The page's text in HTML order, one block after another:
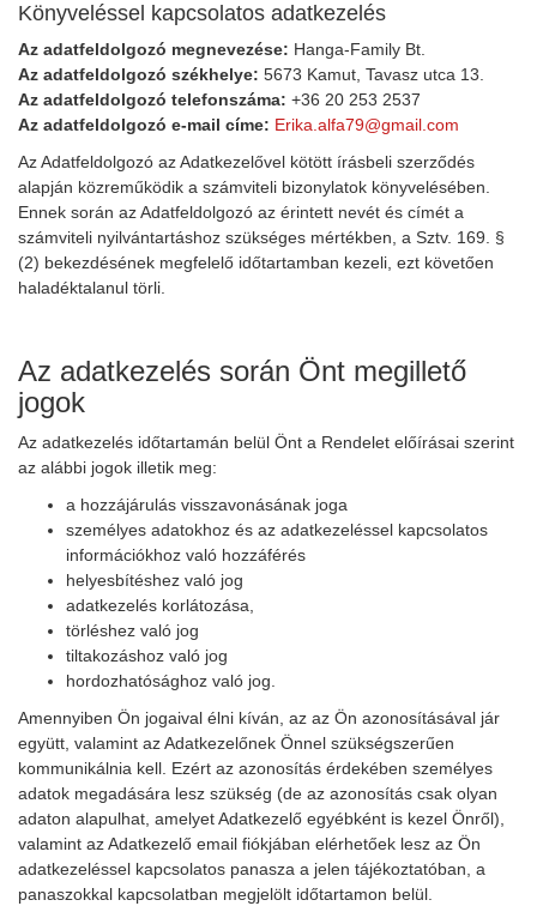
Könyveléssel kapcsolatos adatkezelés
Az adatfeldolgozó megnevezése: Hanga-Family Bt.
Az adatfeldolgozó székhelye: 5673 Kamut, Tavasz utca 13.
Az adatfeldolgozó telefonszáma: +36 20 253 2537
Az adatfeldolgozó e-mail címe: Erika.alfa79@gmail.com
Az Adatfeldolgozó az Adatkezelővel kötött írásbeli szerződés
alapján közreműködik a számviteli bizonylatok könyvelésében.
Ennek során az Adatfeldolgozó az érintett nevét és címét a
számviteli nyilvántartáshoz szükséges mértékben, a Sztv. 169. §
(2) bekezdésének megfelelő időtartamban kezeli, ezt követően
haladéktalanul törli.
Az adatkezelés során Önt megillető
jogok
Az adatkezelés időtartamán belül Önt a Rendelet előírásai szerint
az alábbi jogok illetik meg:
a hozzájárulás visszavonásának joga
személyes adatokhoz és az adatkezeléssel kapcsolatos
információkhoz való hozzáférés
helyesbítéshez való jog
adatkezelés korlátozása,
törléshez való jog
tiltakozáshoz való jog
hordozhatósághoz való jog.
Amennyiben Ön jogaival élni kíván, az az Ön azonosításával jár
együtt, valamint az Adatkezelőnek Önnel szükségszerűen
kommunikálnia kell. Ezért az azonosítás érdekében személyes
adatok megadására lesz szükség (de az azonosítás csak olyan
adaton alapulhat, amelyet Adatkezelő egyébként is kezel Önről),
valamint az Adatkezelő email fiókjában elérhetőek lesz az Ön
adatkezeléssel kapcsolatos panasza a jelen tájékoztatóban, a
panaszokkal kapcsolatban megjelölt időtartamon belül.